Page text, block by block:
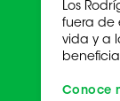
Los
fuera de
vida y a
Conoce